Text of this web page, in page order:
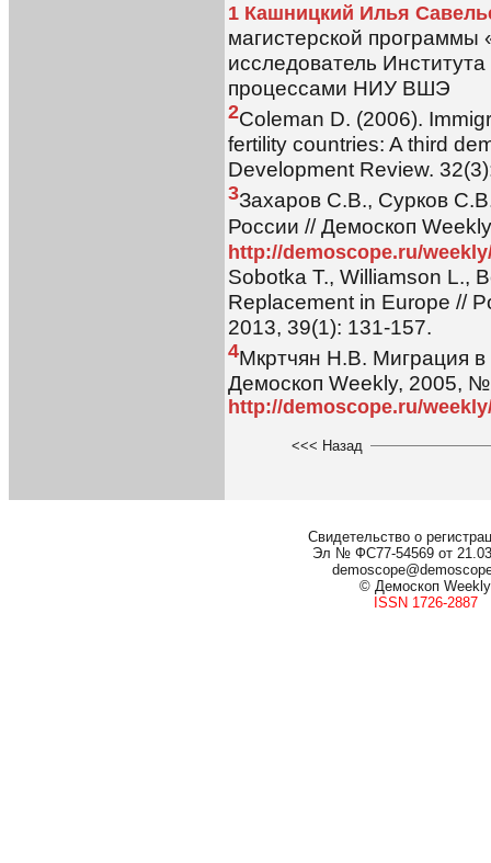
1 Кашницкий Илья
магистерской
исследователь
процессами НИУ ВШЭ
2Coleman D. (2006).
fertility countries: A third
Development Review.
3Захаров С.В., Сурков
России // Демоскоп
http://demoscope.ru/
Sobotka T., Williamson L.,
Replacement in Europe //
2013, 39(1): 131-157.
4Мкртчян Н.В. Миграция
Демоскоп Weekly, 2005,
http://demoscope.ru/
<<< Назад
Свидетельство о
Эл № ФС77-54569 от
© Демоскоп Weekly
ISSN 1726-2887